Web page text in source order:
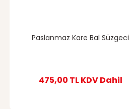
Paslanmaz Kare Bal Süzgeci
475,00 TLKDV Dahil